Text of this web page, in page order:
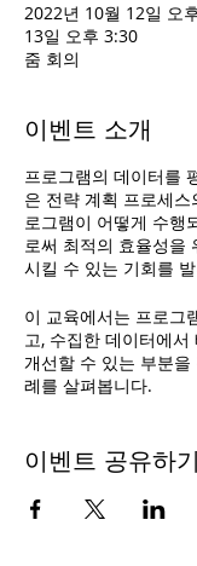
2022년 10월 12일 오
13일 오후 3:30
줌 회의
이벤트 소개
프로그램의 데이터를
은 전략 계획 프로세
로그램이 어떻게 수행
로써 최적의 효율성을
시킬 수 있는 기회를
이 교육에서는 프로그
고, 수집한 데이터에
개선할 수 있는 부분
례를 살펴봅니다.
비스 얼라이언스. 참가
합니다.
이벤트 공유하기